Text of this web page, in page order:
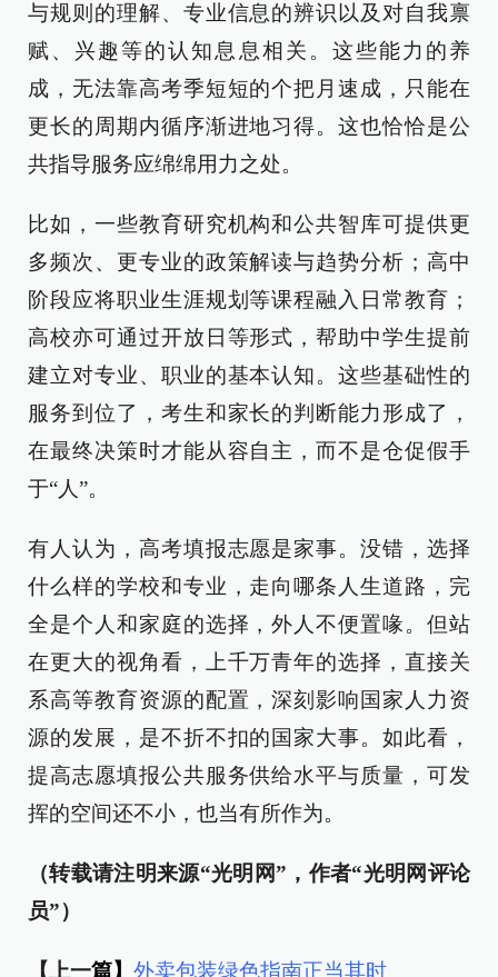
与规则的理解、专业信息的辨识以及对自我禀
赋、兴趣等的认知息息相关。这些能力的养
成，无法靠高考季短短的个把月速成，只能在
更长的周期内循序渐进地习得。这也恰恰是公
共指导服务应绵绵用力之处。
比如，一些教育研究机构和公共智库可提供更
多频次、更专业的政策解读与趋势分析；高中
阶段应将职业生涯规划等课程融入日常教育；
高校亦可通过开放日等形式，帮助中学生提前
建立对专业、职业的基本认知。这些基础性的
服务到位了，考生和家长的判断能力形成了，
在最终决策时才能从容自主，而不是仓促假手
于“人”。
有人认为，高考填报志愿是家事。没错，选择
什么样的学校和专业，走向哪条人生道路，完
全是个人和家庭的选择，外人不便置喙。但站
在更大的视角看，上千万青年的选择，直接关
系高等教育资源的配置，深刻影响国家人力资
源的发展，是不折不扣的国家大事。如此看，
提高志愿填报公共服务供给水平与质量，可发
挥的空间还不小，也当有所作为。
（转载请注明来源“光明网”，作者“光明网评论
员”）
【上一篇】 外卖包装绿色指南正当其时